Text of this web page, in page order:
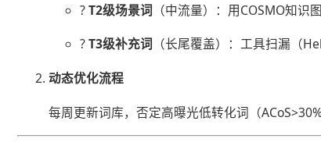
? ​​T2级场景词​ （中流量）：用COSMO知
? ​​T3级补充词​ （长尾覆盖）：工具扫漏（
​动态优化流程​
每周更新词库，否定高曝光低转化词（